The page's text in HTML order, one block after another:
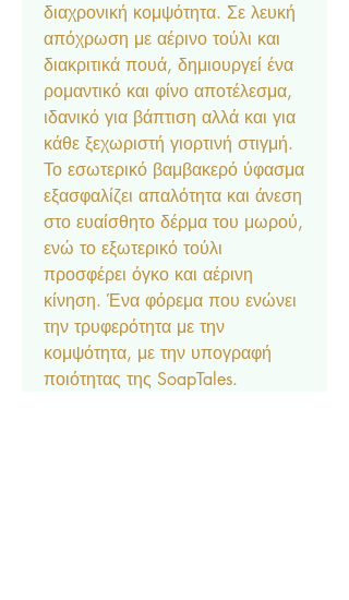
διαχρονική κομψότητα. Σε λευκή
απόχρωση με αέρινο τούλι και
διακριτικά πουά, δημιουργεί ένα
ρομαντικό και φίνο αποτέλεσμα,
ιδανικό για βάπτιση αλλά και για
κάθε ξεχωριστή γιορτινή στιγμή.
Το εσωτερικό βαμβακερό ύφασμα
εξασφαλίζει απαλότητα και άνεση
στο ευαίσθητο δέρμα του μωρού,
ενώ το εξωτερικό τούλι
προσφέρει όγκο και αέρινη
κίνηση. Ένα φόρεμα που ενώνει
την τρυφερότητα με την
κομψότητα, με την υπογραφή
ποιότητας της SoapTales.